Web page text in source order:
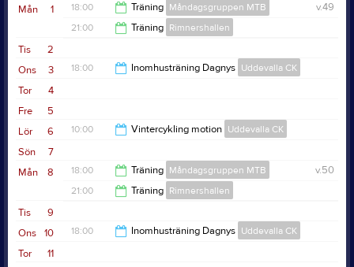
1
Mån v.49
18:00 Träning Måndagsgruppen MTB
21:00 Träning Rimnershallen
22:30
2
Tis
3
Ons 18:00 Inomhusträning Dagnys Uddevalla CK
4
Tor
5
Fre
6
Lör 10:00 Vintercykling motion Uddevalla CK
12:00
7
Sön
8
Mån v.50
18:00 Träning Måndagsgruppen MTB
21:00 Träning Rimnershallen
22:30
9
Tis
10
Ons 18:00 Inomhusträning Dagnys Uddevalla CK
11
Tor